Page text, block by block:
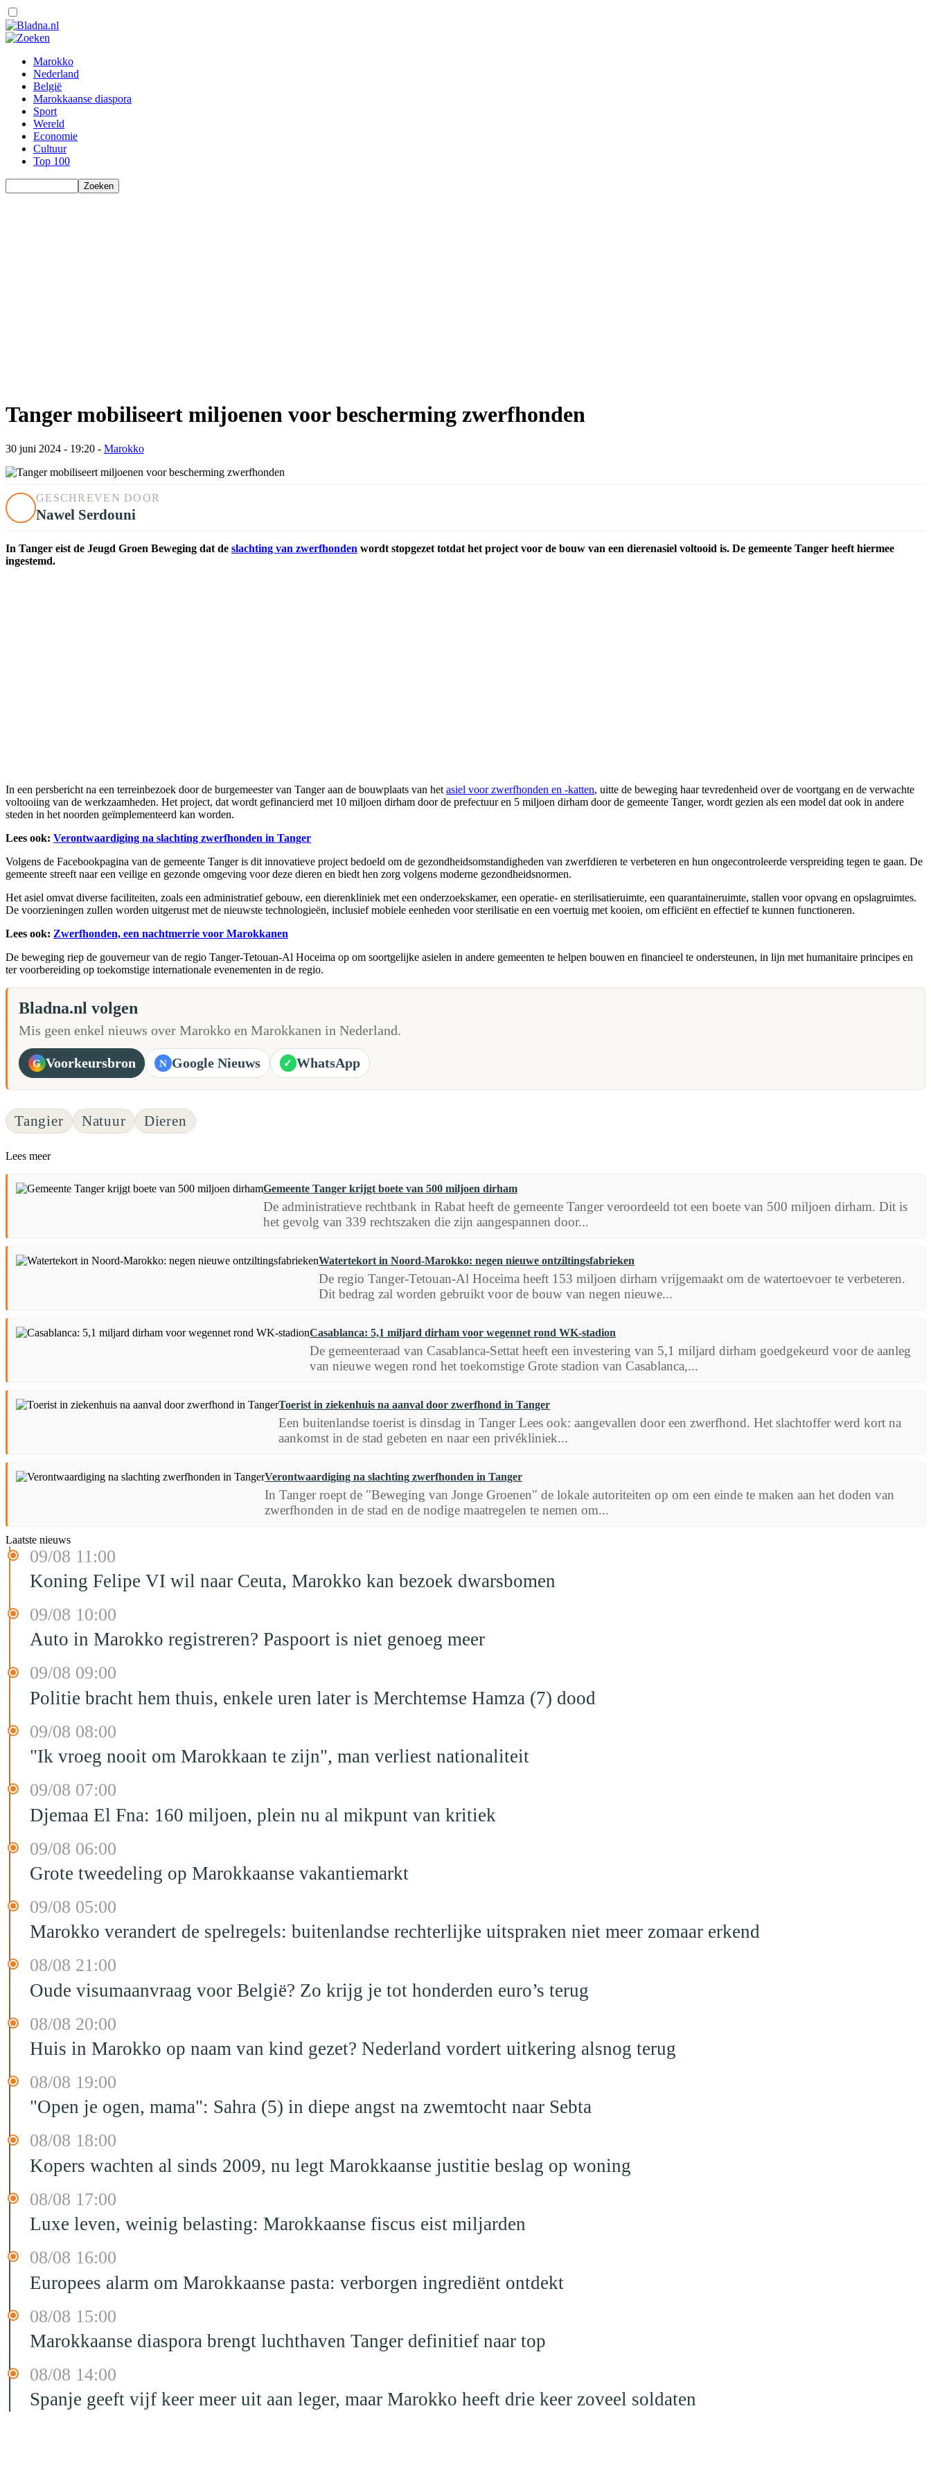
Marokko
Nederland
België
Marokkaanse diaspora
Sport
Wereld
Economie
Cultuur
Top 100
Tanger mobiliseert miljoenen voor bescherming zwerfhonden
30 juni 2024 - 19:20 - Marokko
GESCHREVEN DOOR
Nawel Serdouni
In Tanger eist de Jeugd Groen Beweging dat de slachting van zwerfhonden wordt stopgezet totdat het project voor de bouw van een dierenasiel voltooid is. De gemeente Tanger heeft hiermee
ingestemd.
In een persbericht na een terreinbezoek door de burgemeester van Tanger aan de bouwplaats van het asiel voor zwerfhonden en -katten, uitte de beweging haar tevredenheid over de voortgang en de verwachte
voltooiing van de werkzaamheden. Het project, dat wordt gefinancierd met 10 miljoen dirham door de prefectuur en 5 miljoen dirham door de gemeente Tanger, wordt gezien als een model dat ook in andere
steden in het noorden geïmplementeerd kan worden.
Lees ook: Verontwaardiging na slachting zwerfhonden in Tanger
Volgens de Facebookpagina van de gemeente Tanger is dit innovatieve project bedoeld om de gezondheidsomstandigheden van zwerfdieren te verbeteren en hun ongecontroleerde verspreiding tegen te gaan. De
gemeente streeft naar een veilige en gezonde omgeving voor deze dieren en biedt hen zorg volgens moderne gezondheidsnormen.
Het asiel omvat diverse faciliteiten, zoals een administratief gebouw, een dierenkliniek met een onderzoekskamer, een operatie- en sterilisatieruimte, een quarantaineruimte, stallen voor opvang en opslagruimtes.
De voorzieningen zullen worden uitgerust met de nieuwste technologieën, inclusief mobiele eenheden voor sterilisatie en een voertuig met kooien, om efficiënt en effectief te kunnen functioneren.
Lees ook: Zwerfhonden, een nachtmerrie voor Marokkanen
De beweging riep de gouverneur van de regio Tanger-Tetouan-Al Hoceima op om soortgelijke asielen in andere gemeenten te helpen bouwen en financieel te ondersteunen, in lijn met humanitaire principes en
ter voorbereiding op toekomstige internationale evenementen in de regio.
Bladna.nl volgen
Mis geen enkel nieuws over Marokko en Marokkanen in Nederland.
G Voorkeursbron N Google Nieuws ✓ WhatsApp
Tangier Natuur Dieren
Lees meer
Gemeente Tanger krijgt boete van 500 miljoen dirham
De administratieve rechtbank in Rabat heeft de gemeente Tanger veroordeeld tot een boete van 500 miljoen dirham. Dit is
het gevolg van 339 rechtszaken die zijn aangespannen door...
Watertekort in Noord-Marokko: negen nieuwe ontziltingsfabrieken
De regio Tanger-Tetouan-Al Hoceima heeft 153 miljoen dirham vrijgemaakt om de watertoevoer te verbeteren.
Dit bedrag zal worden gebruikt voor de bouw van negen nieuwe...
Casablanca: 5,1 miljard dirham voor wegennet rond WK-stadion
De gemeenteraad van Casablanca-Settat heeft een investering van 5,1 miljard dirham goedgekeurd voor de aanleg
van nieuwe wegen rond het toekomstige Grote stadion van Casablanca,...
Toerist in ziekenhuis na aanval door zwerfhond in Tanger
Een buitenlandse toerist is dinsdag in Tanger Lees ook: aangevallen door een zwerfhond. Het slachtoffer werd kort na
aankomst in de stad gebeten en naar een privékliniek...
Verontwaardiging na slachting zwerfhonden in Tanger
In Tanger roept de "Beweging van Jonge Groenen" de lokale autoriteiten op om een einde te maken aan het doden van
zwerfhonden in de stad en de nodige maatregelen te nemen om...
Laatste nieuws
09/08 11:00
Koning Felipe VI wil naar Ceuta, Marokko kan bezoek dwarsbomen
09/08 10:00
Auto in Marokko registreren? Paspoort is niet genoeg meer
09/08 09:00
Politie bracht hem thuis, enkele uren later is Merchtemse Hamza (7) dood
09/08 08:00
"Ik vroeg nooit om Marokkaan te zijn", man verliest nationaliteit
09/08 07:00
Djemaa El Fna: 160 miljoen, plein nu al mikpunt van kritiek
09/08 06:00
Grote tweedeling op Marokkaanse vakantiemarkt
09/08 05:00
Marokko verandert de spelregels: buitenlandse rechterlijke uitspraken niet meer zomaar erkend
08/08 21:00
Oude visumaanvraag voor België? Zo krijg je tot honderden euro’s terug
08/08 20:00
Huis in Marokko op naam van kind gezet? Nederland vordert uitkering alsnog terug
08/08 19:00
"Open je ogen, mama": Sahra (5) in diepe angst na zwemtocht naar Sebta
08/08 18:00
Kopers wachten al sinds 2009, nu legt Marokkaanse justitie beslag op woning
08/08 17:00
Luxe leven, weinig belasting: Marokkaanse fiscus eist miljarden
08/08 16:00
Europees alarm om Marokkaanse pasta: verborgen ingrediënt ontdekt
08/08 15:00
Marokkaanse diaspora brengt luchthaven Tanger definitief naar top
08/08 14:00
Spanje geeft vijf keer meer uit aan leger, maar Marokko heeft drie keer zoveel soldaten